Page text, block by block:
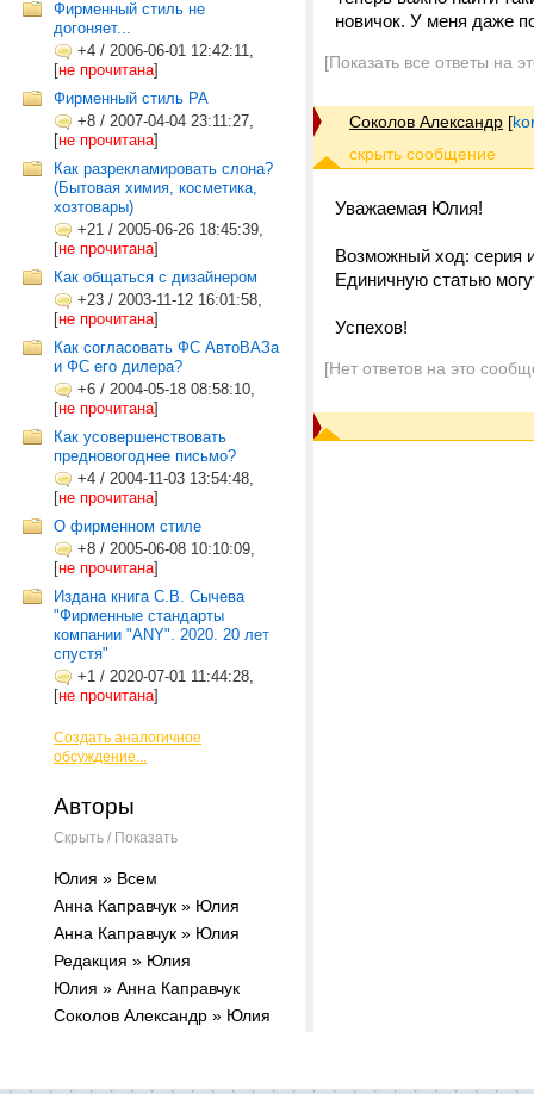
Фирменный стиль не
догоняет...
+4 / 2006-06-01 12:42:11,
[не прочитана]
Фирменный стиль РА
+8 / 2007-04-04 23:11:27,
[не прочитана]
Как разрекламировать слона?
(Бытовая химия, косметика,
хозтовары)
+21 / 2005-06-26 18:45:39,
[не прочитана]
Как общаться с дизайнером
+23 / 2003-11-12 16:01:58,
[не прочитана]
Как согласовать ФС АвтоВАЗа
и ФС его дилера?
+6 / 2004-05-18 08:58:10,
[не прочитана]
Как усовершенствовать
предновогоднее письмо?
+4 / 2004-11-03 13:54:48,
[не прочитана]
О фирменном стиле
+8 / 2005-06-08 10:10:09,
[не прочитана]
Издана книга С.В. Сычева
"Фирменные стандарты
компании "ANY". 2020. 20 лет
спустя"
+1 / 2020-07-01 11:44:28,
[не прочитана]
Создать аналогичное
обсуждение...
Авторы
Скрыть / Показать
Юлия » Всем
Анна Каправчук » Юлия
Анна Каправчук » Юлия
Редакция » Юлия
Юлия » Анна Каправчук
Соколов Александр » Юлия
новичок. У меня даже
[Показать все ответы на
Соколов Александр [
Уважаемая Юлия!
Возможный ход: серия
Единичную статью
Успехов!
[Нет ответов на это